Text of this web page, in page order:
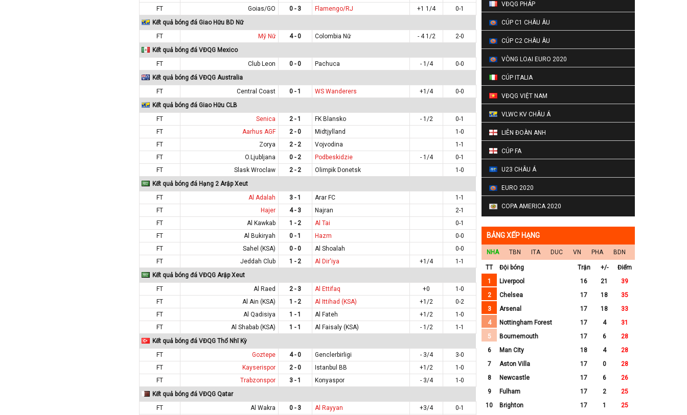
FT
Goias/GO 0 - 3 Flamengo/RJ +1 1/4
0-1
Kết quả bóng đá Giao Hữu BD Nữ
FT
Mỹ Nữ 4 - 0 Colombia Nữ - 4 1/2
2-0
Kết quả bóng đá VĐQG Mexico
FT
Club Leon 0 - 0 Pachuca - 1/4
0-0
Kết quả bóng đá VĐQG Australia
FT
Central Coast 0 - 1 WS Wanderers +1/4
0-0
Kết quả bóng đá Giao Hữu CLB
FT
Senica 2 - 1 FK Blansko - 1/2
0-1
FT
Aarhus AGF 2 - 0 Midtjylland
1-0
FT
Zorya 2 - 2 Vojvodina
1-1
FT
O.Ljubljana 0 - 2 Podbeskidzie - 1/4
0-1
FT
Slask Wroclaw 2 - 2 Olimpik Donetsk
1-0
Kết quả bóng đá Hạng 2 Arập Xeut
FT
Al Adalah 3 - 1 Arar FC
1-1
FT
Hajer 4 - 3 Najran
2-1
FT
Al Kawkab 1 - 2 Al Tai
0-1
FT
Al Bukiryah 0 - 1 Hazm
0-0
FT
Sahel (KSA) 0 - 0 Al Shoalah
0-0
FT
Jeddah Club 1 - 2 Al Dir'iya +1/4
1-1
Kết quả bóng đá VĐQG Arập Xeut
FT
Al Raed 2 - 3 Al Ettifaq +0
1-0
FT
Al Ain (KSA) 1 - 2 Al Ittihad (KSA) +1/2
0-2
FT
Al Qadisiya 1 - 1 Al Fateh +1/2
1-0
FT
Al Shabab (KSA) 1 - 1 Al Faisaly (KSA) - 1/2
1-1
Kết quả bóng đá VĐQG Thổ Nhĩ Kỳ
FT
Goztepe 4 - 0 Genclerbirligi - 3/4
3-0
FT
Kayserispor 2 - 0 Istanbul BB +1/2
1-0
FT
Trabzonspor 3 - 1 Konyaspor - 3/4
1-0
Kết quả bóng đá VĐQG Qatar
FT
Al Wakra 0 - 3 Al Rayyan +3/4
0-1
VĐQG PHÁP
CÚP C1 CHÂU ÂU
CÚP C2 CHÂU ÂU
VÒNG LOẠI EURO 2020
CÚP ITALIA
VĐQG VIỆT NAM
VLWC KV CHÂU Á
LIÊN ĐOÀN ANH
CÚP FA
U23 CHÂU Á
EURO 2020
COPA AMERICA 2020
BẢNG XẾP HẠNG
NHA TBN ITA DUC VN PHA BDN
TT Đội bóng Trận +/-
Điểm
1
Liverpool 16 21
39
2
Chelsea 17 18
35
3
Arsenal 17 18
33
4
Nottingham Forest 17 4
31
5
Bournemouth 17 6
28
6
Man City 18 4
28
7
Aston Villa 17 0
28
8
Newcastle 17 6
26
9
Fulham 17 2
25
10
Brighton 17 1
25